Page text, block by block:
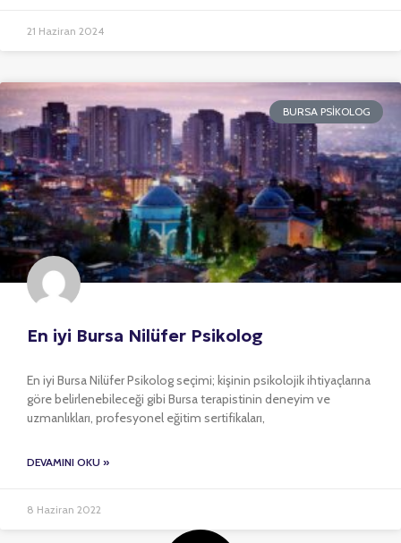
21 Haziran 2024
BURSA PSIKOLOG
En iyi Bursa Nilüfer Psikolog
En iyi Bursa Nilüfer Psikolog seçimi; kişinin psikolojik ihtiyaçlarına
göre belirlenebileceği gibi Bursa terapistinin deneyim ve
uzmanlıkları, profesyonel eğitim sertifikaları,
DEVAMINI OKU »
8 Haziran 2022